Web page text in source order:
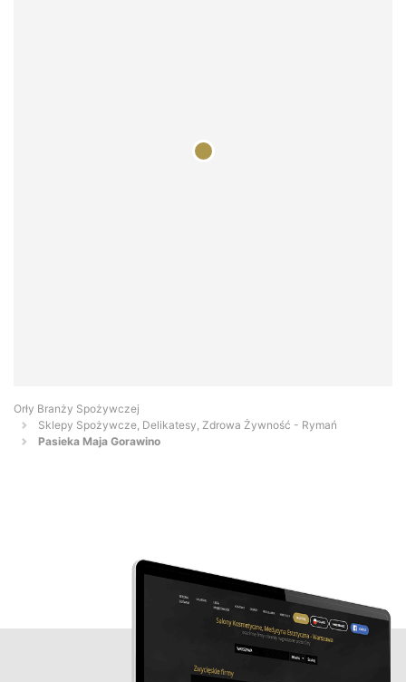
Orły Branży Spożywczej
Sklepy Spożywcze, Delikatesy, Zdrowa Żywność - Rymań
Pasieka Maja Gorawino